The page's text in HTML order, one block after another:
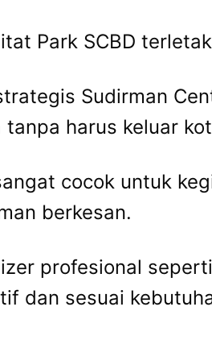
Park SCBD
Sudirman
harus keluar
cocok untuk
berkesan.
profesional seperti
dan sesuai